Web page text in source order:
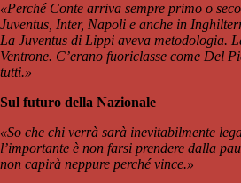
«Perché Conte arriva sempre primo o
Juventus, Inter, Napoli e anche in
La Juventus di Lippi aveva metodologia.
Ventrone. C’erano fuoriclasse come Del
tutti.»
Sul futuro della Nazionale
«So che chi verrà sarà inevitabilmente
l’importante è non farsi prendere dalla
non capirà neppure perché vince.»